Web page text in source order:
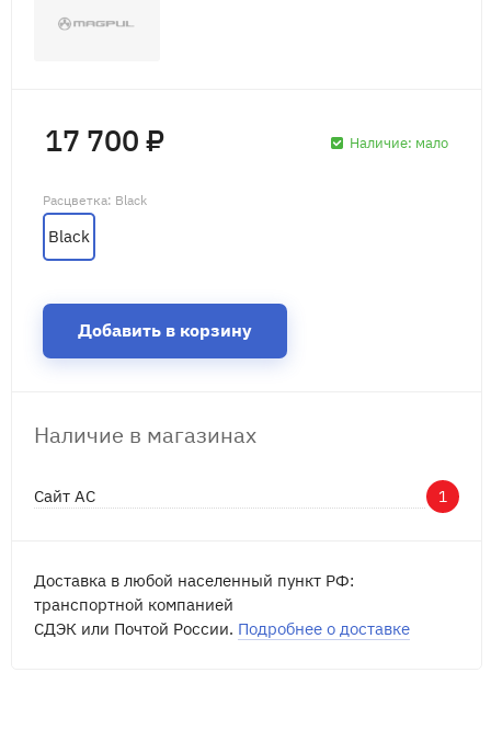
Расцветка: Black
Black
17 700 ₽ Наличие: мало
Добавить в корзину
Наличие в магазинах
Сайт АС 1
Доставка в любой населенный пункт РФ:
транспортной компанией
СДЭК или Почтой России. Подробнее о доставке